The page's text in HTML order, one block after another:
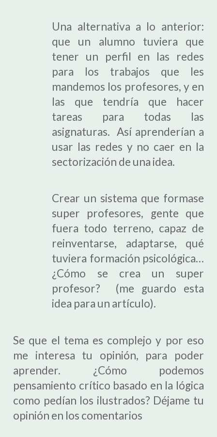
Una alternativa a lo anterior:
que un alumno tuviera que
tener un perfil en las redes
para los trabajos que les
mandemos los profesores, y en
las que tendría que hacer
tareas para todas las
asignaturas. Así aprenderían a
usar las redes y no caer en la
sectorización de una idea.
Crear un sistema que formase
super profesores, gente que
fuera todo terreno, capaz de
reinventarse, adaptarse, qué
tuviera formación psicológica…
¿Cómo se crea un super
profesor? (me guardo esta
idea para un artículo).
Se que el tema es complejo y por eso
me interesa tu opinión, para poder
aprender. ¿Cómo podemos
pensamiento crítico basado en la lógica
como pedían los ilustrados? Déjame tu
opinión en los comentarios